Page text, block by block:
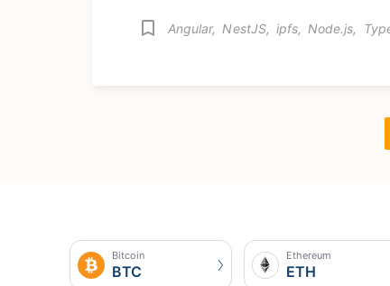
bookmark_border Angular, NestJS, ipfs, Node.js,
Bitcoin
BTC
Ethereum
ETH